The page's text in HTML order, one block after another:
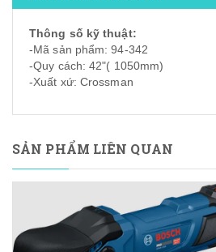
Thông số kỹ thuật:
-Mã sản phẩm: 94-342
-Quy cách: 42"( 1050mm)
-Xuất xứ: Crossman
SẢN PHẨM LIÊN QUAN